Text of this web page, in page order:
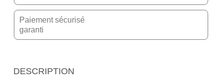
Paiement sécurisé
garanti
DESCRIPTION